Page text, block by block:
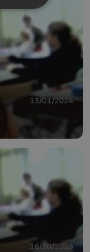
13/01/2024
16/10/2023